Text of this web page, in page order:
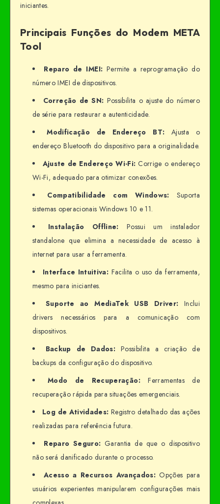
iniciantes.
Principais Funções do Modem META
Tool
Reparo de IMEI: Permite a reprogramação do
número IMEI de dispositivos.
Correção de SN: Possibilita o ajuste do número
de série para restaurar a autenticidade.
Modificação de Endereço BT: Ajusta o
endereço Bluetooth do dispositivo para a originalidade.
Ajuste de Endereço Wi-Fi: Corrige o endereço
Wi-Fi, adequado para otimizar conexões.
Compatibilidade com Windows: Suporta
sistemas operacionais Windows 10 e 11.
Instalação Offline: Possui um instalador
standalone que elimina a necessidade de acesso à
internet para usar a ferramenta.
Interface Intuitiva: Facilita o uso da ferramenta,
mesmo para iniciantes.
Suporte ao MediaTek USB Driver: Inclui
drivers necessários para a comunicação com
dispositivos.
Backup de Dados: Possibilita a criação de
backups da configuração do dispositivo.
Modo de Recuperação:Ferramentas de
recuperação rápida para situações emergenciais.
Log de Atividades: Registro detalhado das ações
realizadas para referência futura.
Reparo Seguro: Garantia de que o dispositivo
não será danificado durante o processo.
Acesso a Recursos Avançados: Opções para
usuários experientes manipularem configurações mais